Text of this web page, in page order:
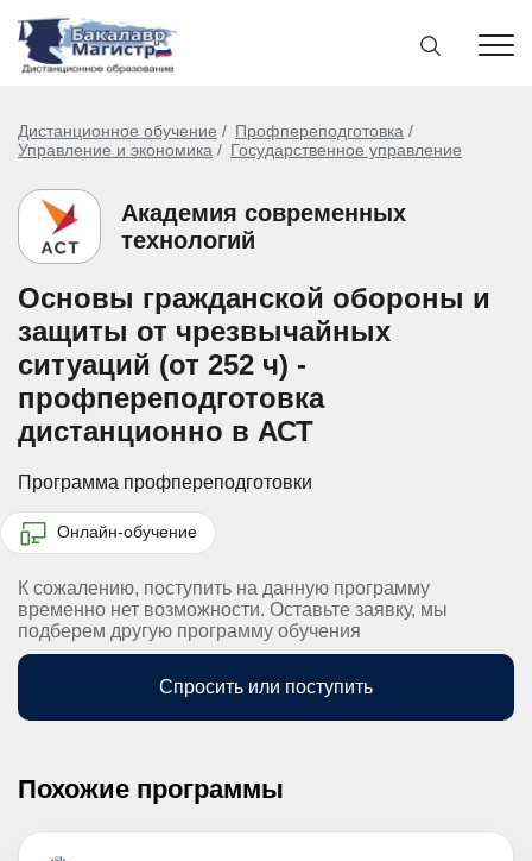
Дистанционное обучение
Профпереподготовка
Управление и экономика
Государственное управление
Академия современных
технологий
Основы гражданской обороны и
защиты от чрезвычайных
ситуаций (от 252 ч) -
профпереподготовка
дистанционно в АСТ
Программа профпереподготовки
Онлайн-обучение
К сожалению, поступить на данную программу
временно нет возможности. Оставьте заявку, мы
подберем другую программу обучения
Спросить или поступить
Похожие программы